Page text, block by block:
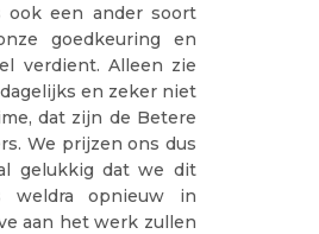
ook een ander soort
goedkeuring en
verdient. Alleen zie
en zeker niet
dat zijn de Betere
We prijzen ons dus
gelukkig dat we dit
weldra opnieuw in
aan het werk zullen